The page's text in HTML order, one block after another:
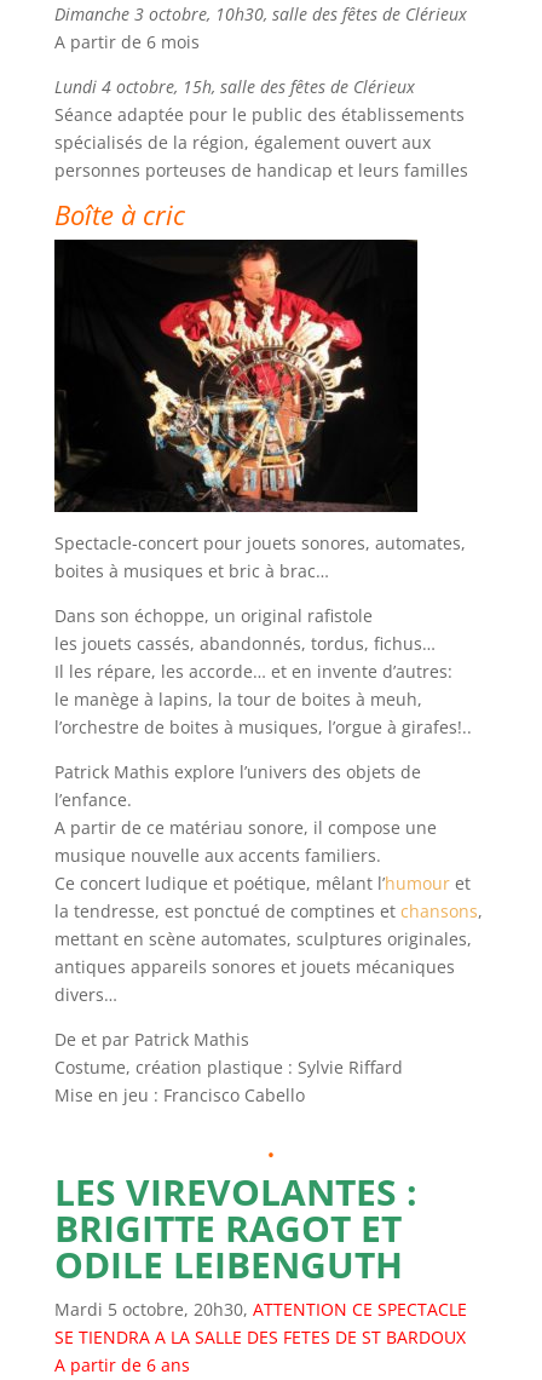
Dimanche 3 octobre, 10h30, salle des fêtes de Clérieux
A partir de 6 mois
Lundi 4 octobre, 15h, salle des fêtes de Clérieux
Séance adaptée pour le public des établissements
spécialisés de la région, également ouvert aux
personnes porteuses de handicap et leurs familles
Boîte à cric
Spectacle-concert pour jouets sonores, automates,
boites à musiques et bric à brac…
Dans son échoppe, un original rafistole
les jouets cassés, abandonnés, tordus, fichus…
Il les répare, les accorde… et en invente d’autres:
le manège à lapins, la tour de boites à meuh,
l’orchestre de boites à musiques, l’orgue à girafes!..
Patrick Mathis explore l’univers des objets de
l’enfance.
A partir de ce matériau sonore, il compose une
musique nouvelle aux accents familiers.
Ce concert ludique et poétique, mêlant l’humouret
la tendresse, est ponctué de comptines et chansons,
mettant en scène automates, sculptures originales,
antiques appareils sonores et jouets mécaniques
divers…
De et par Patrick Mathis
Costume, création plastique : Sylvie Riffard
Mise en jeu : Francisco Cabello
.
LES VIREVOLANTES :
BRIGITTE RAGOT ET
ODILE LEIBENGUTH
Mardi 5 octobre, 20h30, ATTENTION CE SPECTACLE
SE TIENDRA A LA SALLE DES FETES DE ST BARDOUX
A partir de 6 ans